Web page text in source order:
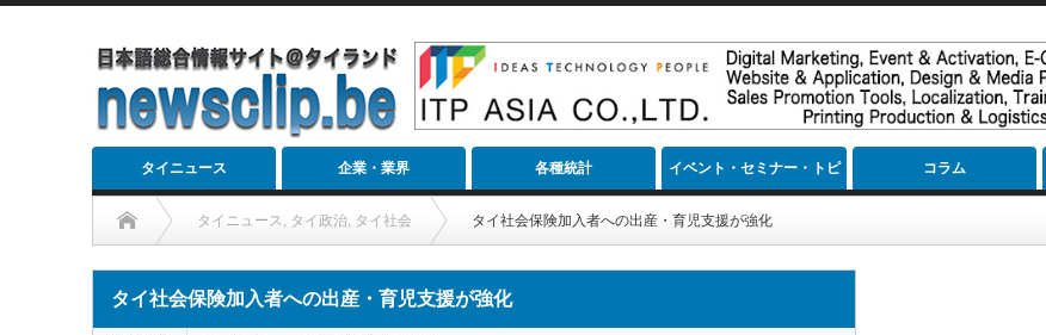
タイニュース 企業・業界 各種統計 イベント・セミナー・トピ
ック
コラム
タイニュース, タイ政治, タイ社会 タイ社会保険加入者への出産・育児支援が強化
タイ社会保険加入者への出産・育児支援が強化